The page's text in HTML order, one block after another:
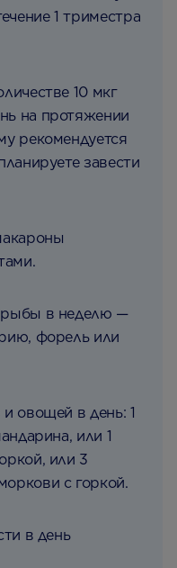
1 триместра
10 мкг
на протяжении
рекомендуется
завести
рыбы в неделю —
форель или
овощей в день: 1
или 1
или 3
с горкой.
в день